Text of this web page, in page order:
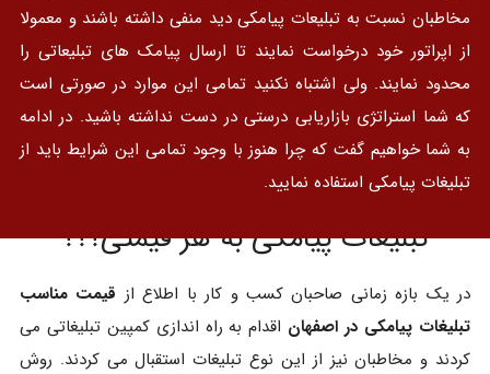
مخاطبان نسبت به تبلیعات پیامکی دید منفی داشته باشند و معمولا
از اپراتور خود درخواست نمایند تا ارسال پیامک های تبلیعاتی را
محدود نمایند. ولی اشتباه نکنید تمامی این موارد در صورتی است
که شما استراتژی بازاریابی درستی در دست نداشته باشید. در ادامه
به شما خواهیم گفت که چرا هنوز با وجود تمامی این شرایط باید از
تبلیغات پیامکی استفاده نمایید.
تبلیغات پیامکی به هر قیمتی؟؟؟
در یک بازه زمانی صاحبان کسب و کار با اطلاع از قیمت مناسب
تبلیغات پیامکی در اصفهان اقدام به راه اندازی کمپین تبلیغاتی می
کردند و مخاطبان نیز از این نوع تبلیغات استقبال می کردند. روش